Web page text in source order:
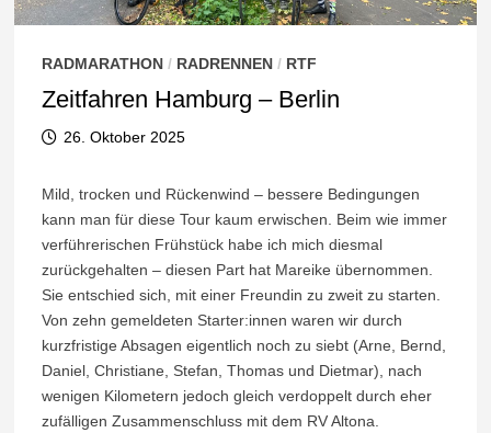
RADMARATHON/ RADRENNEN/ RTF
Zeitfahren Hamburg – Berlin
26. Oktober 2025
Mild, trocken und Rückenwind – bessere Bedingungen
kann man für diese Tour kaum erwischen. Beim wie immer
verführerischen Frühstück habe ich mich diesmal
zurückgehalten – diesen Part hat Mareike übernommen.
Sie entschied sich, mit einer Freundin zu zweit zu starten.
Von zehn gemeldeten Starter:innen waren wir durch
kurzfristige Absagen eigentlich noch zu siebt (Arne, Bernd,
Daniel, Christiane, Stefan, Thomas und Dietmar), nach
wenigen Kilometern jedoch gleich verdoppelt durch eher
zufälligen Zusammenschluss mit dem RV Altona.